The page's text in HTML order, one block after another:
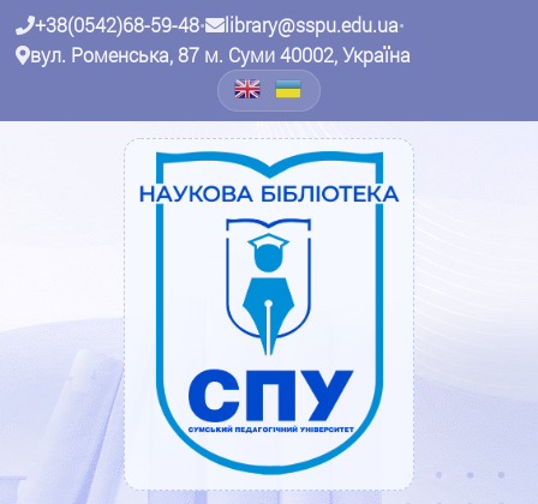
+38(0542)68-59-48• library@sspu.edu.ua•
вул. Роменська, 87 м. Суми 40002, Україна